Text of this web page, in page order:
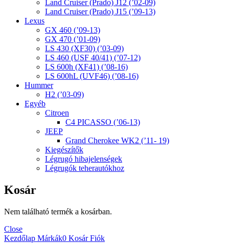
Land Cruiser (Prado) J12 (’02-09)
Land Cruiser (Prado) J15 (’09-13)
Lexus
GX 460 (’09-13)
GX 470 (’01-09)
LS 430 (XF30) (’03-09)
LS 460 (USF 40/41) (’07-12)
LS 600h (XF41) (’08-16)
LS 600hL (UVF46) (’08-16)
Hummer
H2 (’03-09)
Egyéb
Citroen
C4 PICASSO (’06-13)
JEEP
Grand Cherokee WK2 (’11- 19)
Kiegészítők
Légrugó hibajelenségek
Légrugók teherautókhoz
Kosár
Nem található termék a kosárban.
Close
Kezdőlap Márkák0 KosárFiók